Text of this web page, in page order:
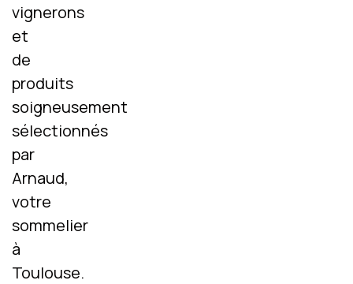
vignerons
et
de
produits
soigneusement
sélectionnés
par
Arnaud,
votre
sommelier
à
Toulouse.